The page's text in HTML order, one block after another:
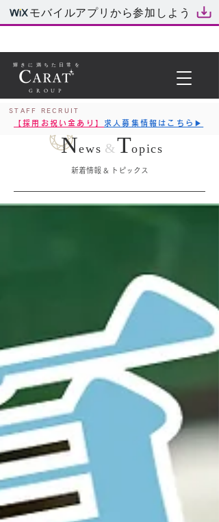
モバイルアプリから参加しよう
輝きに満ちた日常を
GROUP
STAFF RECRUIT
【採用お祝い金あり】 求人募集情報はこちら▶︎
News &Topics
新着情報 & トピックス